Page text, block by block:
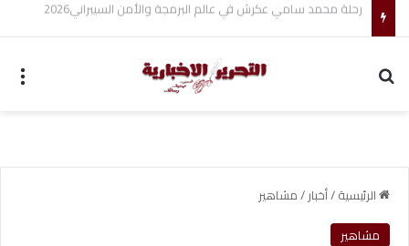
الرئيسية/أخبار/مشاهير
مشاهير